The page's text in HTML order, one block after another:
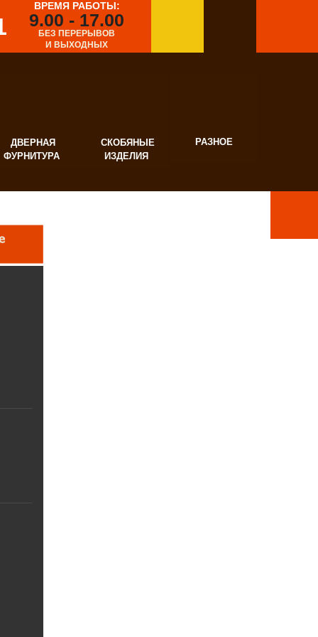
СКОБЯНЫЕ
ИЗДЕЛИЯ
РАЗНОЕ
ВРЕМЯ РАБОТЫ:
9.00 - 17.00
БЕЗ ПЕРЕРЫВОВ
И ВЫХОДНЫХ